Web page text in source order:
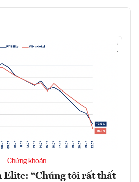
Chứng khoán
Elite: “Chúng tôi rất thất